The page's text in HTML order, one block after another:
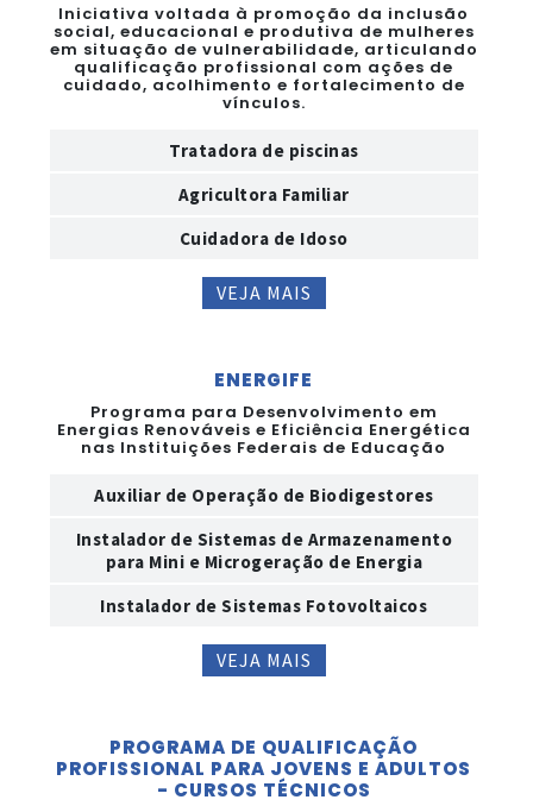
Iniciativa voltada à promoção da inclusão
social, educacional e produtiva de mulheres
em situação de vulnerabilidade, articulando
qualificação profissional com ações de
cuidado, acolhimento e fortalecimento de
vínculos.
Tratadora de piscinas
Agricultora Familiar
Cuidadora de Idoso
VEJA MAIS
ENERGIFE
Programa para Desenvolvimento em
Energias Renováveis e Eficiência Energética
nas Instituições Federais de Educação
Auxiliar de Operação de Biodigestores
Instalador de Sistemas de Armazenamento
para Mini e Microgeração de Energia
Instalador de Sistemas Fotovoltaicos
VEJA MAIS
PROGRAMA DE QUALIFICAÇÃO
PROFISSIONAL PARA JOVENS E ADULTOS
- CURSOS TÉCNICOS